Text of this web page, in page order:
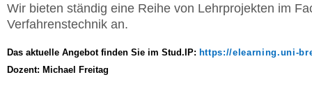
Wir bieten ständig eine Reihe von Lehrprojekten im
Verfahrenstechnik an.
Das aktuelle Angebot finden Sie im Stud.IP: https://elearning.uni-
Dozent: Michael Freitag